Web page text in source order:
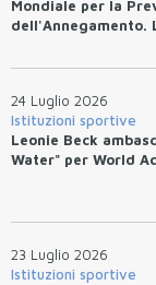
Mondiale per la
dell'Annegamento.
24 Luglio 2026
Istituzioni sportive
Leonie Beck
Water" per World
23 Luglio 2026
Istituzioni sportive